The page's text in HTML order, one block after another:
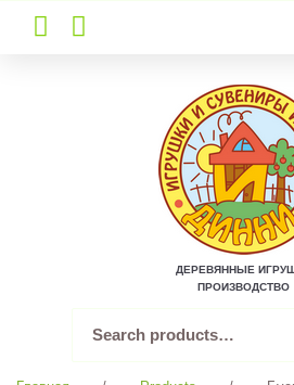
to
ДЕРЕВЯННЫЕ
ПРОИЗВОДСТВО
for: